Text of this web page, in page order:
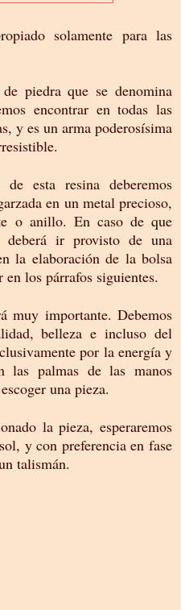
solamente para las
piedra que se denomina
encontrar en todas las
y es un arma poderosísima
esta resina deberemos
en un metal precioso,
o anillo. En caso de que
deberá ir provisto de una
la elaboración de la bolsa
los párrafos siguientes.
muy importante. Debemos
belleza e incluso del
por la energía y
las palmas de las manos
una pieza.
la pieza, esperaremos
y con preferencia en fase
talismán.